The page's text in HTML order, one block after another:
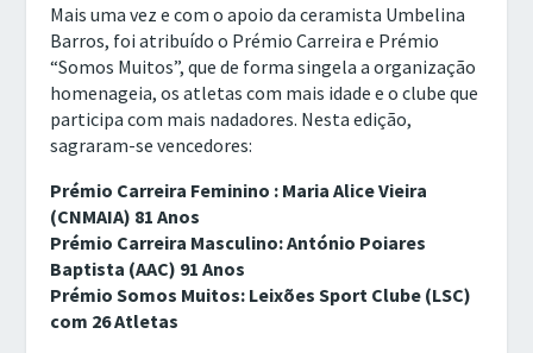
Mais uma vez e com o apoio da ceramista Umbelina
Barros, foi atribuído o Prémio Carreira e Prémio
“Somos Muitos”, que de forma singela a organização
homenageia, os atletas com mais idade e o clube que
participa com mais nadadores. Nesta edição,
sagraram-se vencedores:
Prémio Carreira Feminino : Maria Alice Vieira
(CNMAIA) 81 Anos
Prémio Carreira Masculino: António Poiares
Baptista (AAC) 91 Anos
Prémio Somos Muitos: Leixões Sport Clube (LSC)
com 26 Atletas